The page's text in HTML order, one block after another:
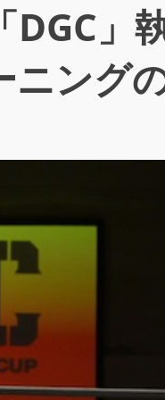
DGC」
ニング